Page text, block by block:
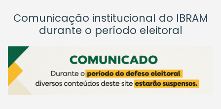
Comunicação institucional do IBRAM
durante o período eleitoral